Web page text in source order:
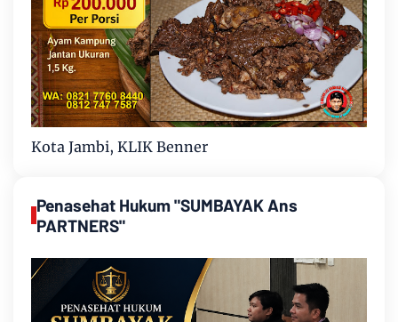
Kota Jambi, KLIK Benner
Penasehat Hukum "SUMBAYAK Ans
PARTNERS"